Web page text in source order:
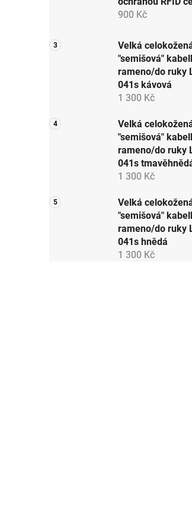
n
e
900 Kč
Velká
"semišová"
rameno/do ruky
041s kávová
1 300 Kč
Velká
"semišová"
rameno/do ruky
041s
1 300 Kč
Velká
"semišová"
rameno/do ruky
041s hnědá
1 300 Kč